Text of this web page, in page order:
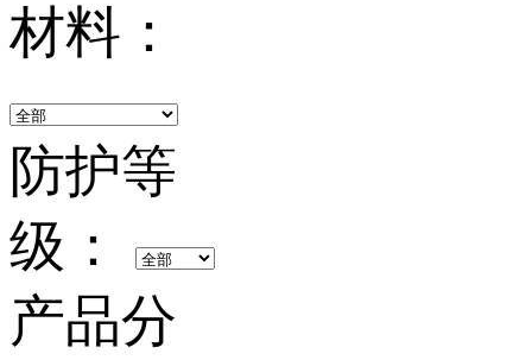
材料：
防护等
级：
产品分